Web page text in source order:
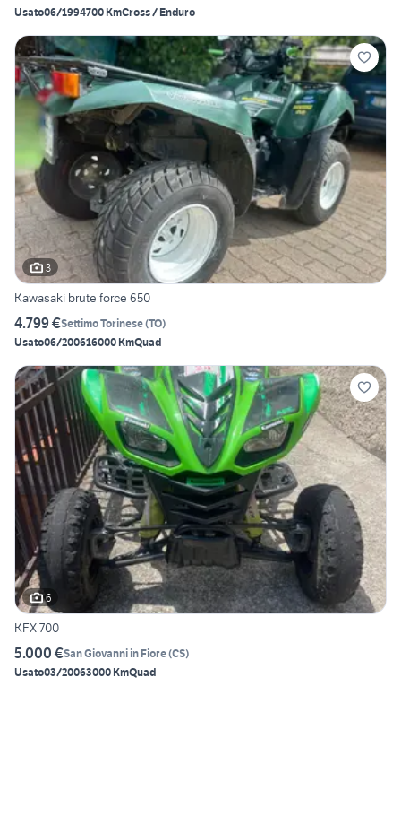
Usato06/1994700 KmCross / Enduro
3
Kawasaki brute force 650
4.799 €Settimo Torinese(TO)
Usato06/200616000 KmQuad
6
KFX 700
5.000 €San Giovanni in Fiore(CS)
Usato03/20063000 KmQuad